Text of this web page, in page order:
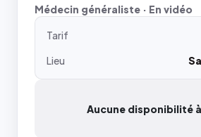
Médecin généraliste · En vidéo
Tarif
Lieu
Aucune disponibilité